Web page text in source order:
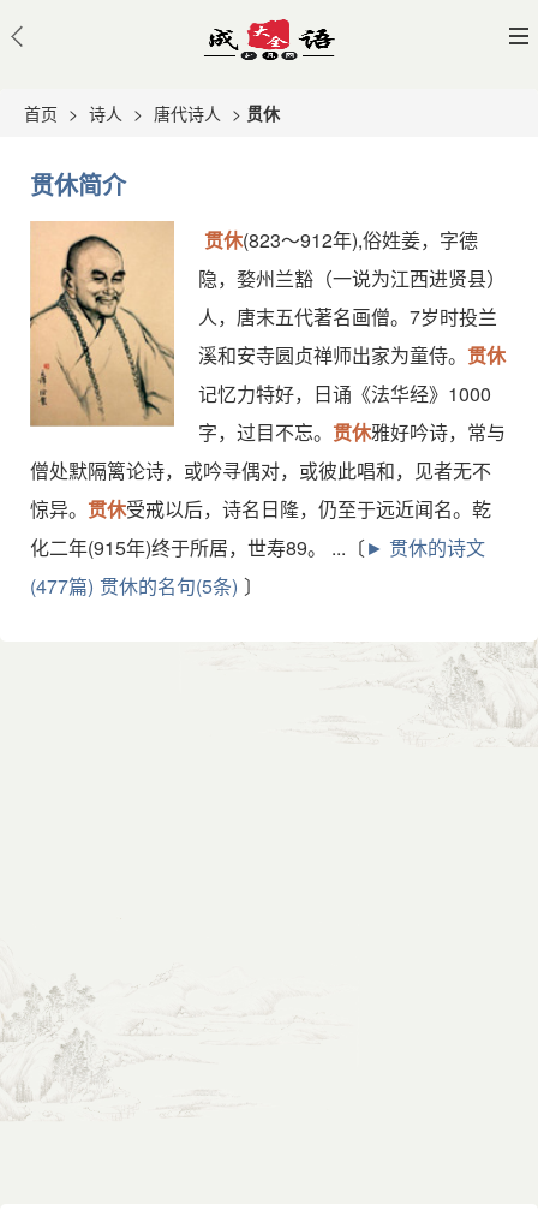
首页 > 诗人 > 唐代诗人 > 贯休
贯休简介
贯休(823～912年),俗姓姜，字德
隐，婺州兰豁（一说为江西进贤县）
人，唐末五代著名画僧。7岁时投兰
溪和安寺圆贞禅师出家为童侍。 贯休
记忆力特好，日诵《法华经》1000
字，过目不忘。 贯休雅好吟诗，常与
僧处默隔篱论诗，或吟寻偶对，或彼此唱和，见者无不
惊异。 贯休受戒以后，诗名日隆，仍至于远近闻名。乾
化二年(915年)终于所居，世寿89。 ...〔► 贯休的诗文
(477篇) 贯休的名句(5条) 〕